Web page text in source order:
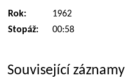
Rok:
1962
Stopáž:
00:58
Související záznamy